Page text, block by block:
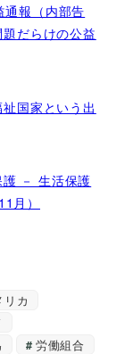
報（内部告
だらけの公益
国家という出
－ 生活保護
月）
リカ
労働組合